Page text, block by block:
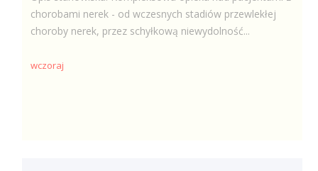
chorobami nerek - od wczesnych stadiów przewlekłej
choroby nerek, przez schyłkową niewydolność...
wczoraj